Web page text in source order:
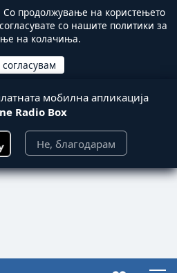
Со продолжување на користењето
со нашите политики за
на колачиња.
мобилна апликација
Radio Box
Не, благодарам